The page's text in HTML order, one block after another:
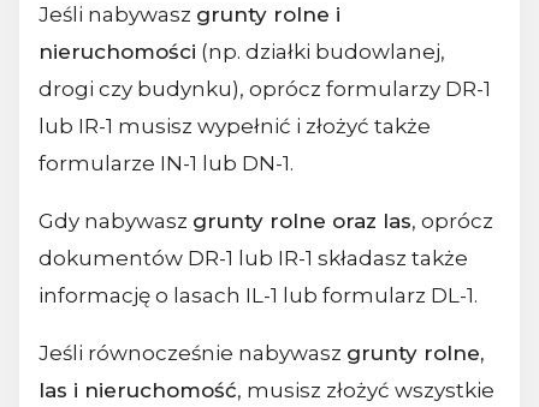
Jeśli nabywasz grunty rolne i
nieruchomości (np. działki budowlanej,
drogi czy budynku), oprócz formularzy DR-1
lub IR-1 musisz wypełnić i złożyć także
formularze IN-1 lub DN-1.
Gdy nabywasz grunty rolne oraz las, oprócz
dokumentów DR-1 lub IR-1 składasz także
informację o lasach IL-1 lub formularz DL-1.
Jeśli równocześnie nabywasz grunty rolne,
las i nieruchomość, musisz złożyć wszystkie